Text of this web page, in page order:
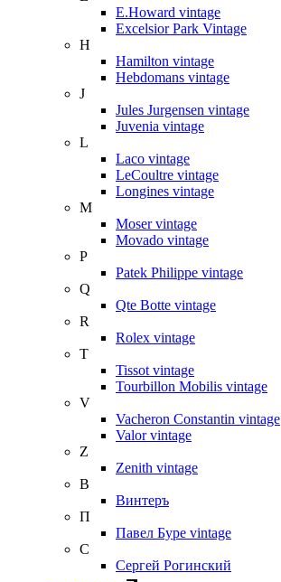
E.Howard vintage
Excelsior Park Vintage
H
Hamilton vintage
Hebdomans vintage
J
Jules Jurgensen vintage
Juvenia vintage
L
Laco vintage
LeCoultre vintage
Longines vintage
M
Moser vintage
Movado vintage
P
Patek Philippe vintage
Q
Qte Botte vintage
R
Rolex vintage
T
Tissot vintage
Tourbillon Mobilis vintage
V
Vacheron Constantin vintage
Valor vintage
Z
Zenith vintage
В
Винтеръ
П
Павел Буре vintage
С
Сергей Рогинский